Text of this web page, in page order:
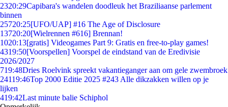
2320:29Capibara's wandelen doodleuk het Braziliaanse parlement
binnen
25720:25[UFO/UAP] #16 The Age of Disclosure
13720:20[Wielrennen #616] Brennan!
1020:13[gratis] Videogames Part 9: Gratis en free-to-play games!
4319:50[Voorspellen] Voorspel de eindstand van de Eredivisie
2026/2027
719:48Dries Roelvink spreekt vakantieganger aan om gele zwembroek
24119:46Top 2000 Editie 2025 #243 Alle dikzakken willen op je
lijken
419:42Last minute balie Schiphol